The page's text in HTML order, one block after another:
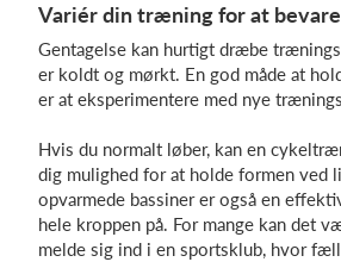
Variér din træning for at
Gentagelse kan hurtigt dræbe
er koldt og mørkt. En god måde at
er at eksperimentere med nye
Hvis du normalt løber, kan en
dig mulighed for at holde formen ved
opvarmede bassiner er også en
hele kroppen på. For mange kan det
melde sig ind i en sportsklub, hvor